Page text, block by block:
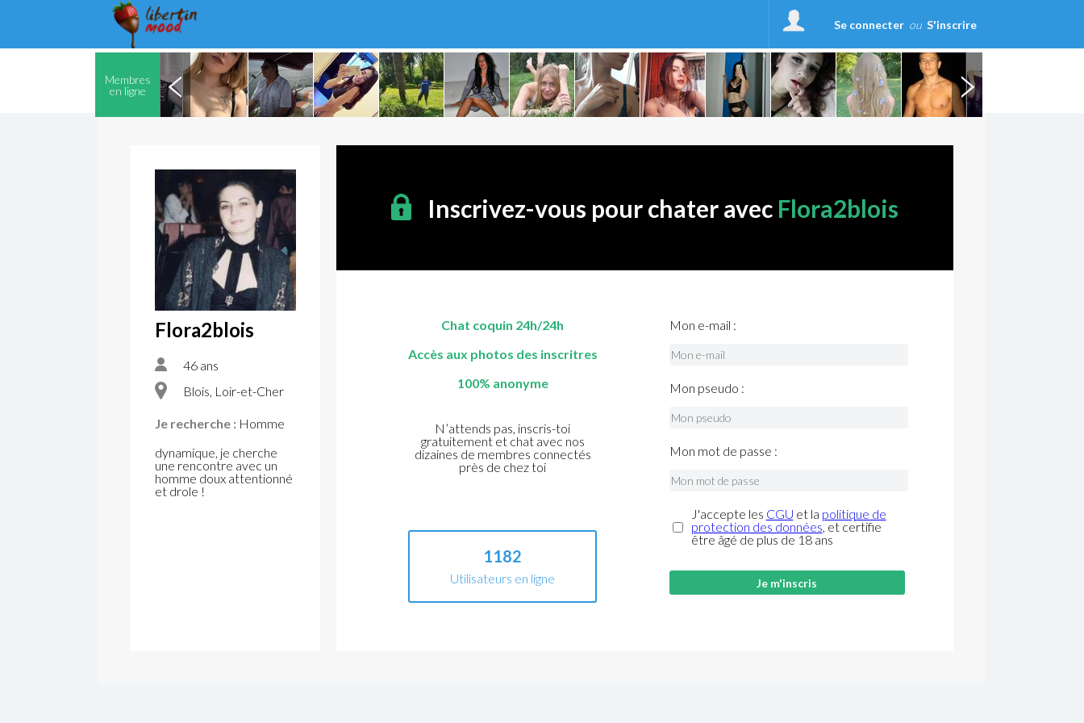
Se connecter ou S'inscrire
Membres
en ligne
Flora2blois
46 ans
Blois, Loir-et-Cher
Je recherche : Homme
dynamique, je cherche
une rencontre avec un
homme doux attentionné
et drole !
Inscrivez-vous pour chater avec Flora2blois
Chat coquin 24h/24h
Accès aux photos des inscritres
100% anonyme
N’attends pas, inscris-toi
gratuitement et chat avec nos
dizaines de membres connectés
près de chez toi
1182
Utilisateurs en ligne
Mon e-mail :
Mon pseudo :
Mon mot de passe :
J'accepte les CGU et la politique de
protection des données, et certifie
être âgé de plus de 18 ans